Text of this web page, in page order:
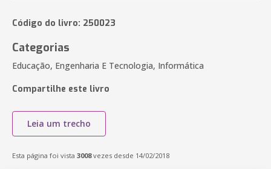
Código do livro: 250023
Categorias
Educação, Engenharia E Tecnologia, Informática
Compartilhe este livro
Leia um trecho
Esta página foi vista 3008vezes desde 14/02/2018